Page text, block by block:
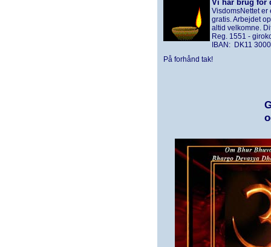
Vi har brug for
VisdomsNettet er
gratis. Arbejdet
altid velkomne.
Reg. 1551 -
IBAN: DK11
På forhånd tak!